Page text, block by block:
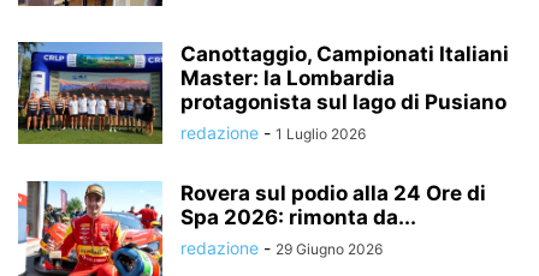
Canottaggio, Campionati Italiani
Master: la Lombardia
protagonista sul lago di Pusiano
redazione - 1 Luglio 2026
Rovera sul podio alla 24 Ore di
Spa 2026: rimonta da...
redazione - 29 Giugno 2026